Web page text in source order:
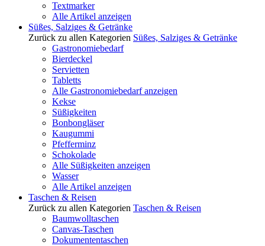
Textmarker
Alle Artikel anzeigen
Süßes, Salziges & Getränke
Zurück zu allen Kategorien Süßes, Salziges & Getränke
Gastronomiebedarf
Bierdeckel
Servietten
Tabletts
Alle Gastronomiebedarf anzeigen
Kekse
Süßigkeiten
Bonbongläser
Kaugummi
Pfefferminz
Schokolade
Alle Süßigkeiten anzeigen
Wasser
Alle Artikel anzeigen
Taschen & Reisen
Zurück zu allen Kategorien Taschen & Reisen
Baumwolltaschen
Canvas-Taschen
Dokumententaschen